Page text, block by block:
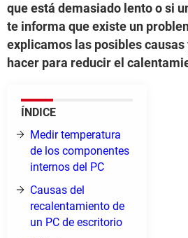
que está demasiado lento o si
te informa que existe un
explicamos las posibles causas
hacer para reducir el
ÍNDICE
Medir temperatura
de los componentes
internos del PC
Causas del
recalentamiento de
un PC de escritorio